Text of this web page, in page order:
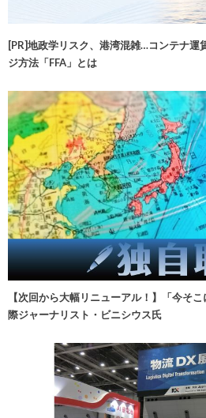
[PR]地政学リスク、港湾混雑…コンテナ運
ジ方法「FFA」とは
【次回から大幅リニューアル！】「今そ
際ジャーナリスト・ビニシウス氏